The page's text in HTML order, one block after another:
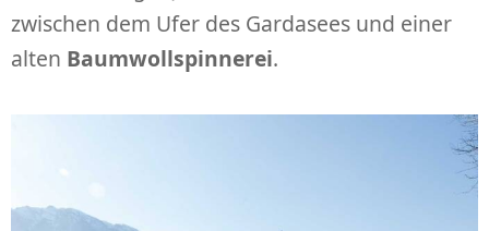
zwischen dem Ufer des Gardasees und einer
alten Baumwollspinnerei.